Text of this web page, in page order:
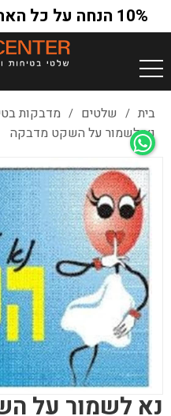
10% הנחה על כל האתר בקוד קופון extra10
בית / שלטים / מדבקות
נא לשמור על השקט מדבקה
נא לשמור על